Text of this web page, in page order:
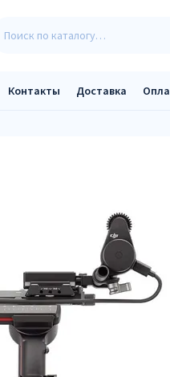
Контакты Доставка